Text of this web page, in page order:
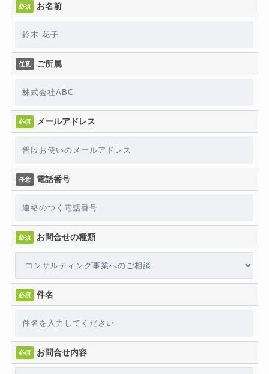
必須 お名前
任意 ご所属
必須 メールアドレス
任意 電話番号
必須 お問合せの種類
必須 件名
必須 お問合せ内容